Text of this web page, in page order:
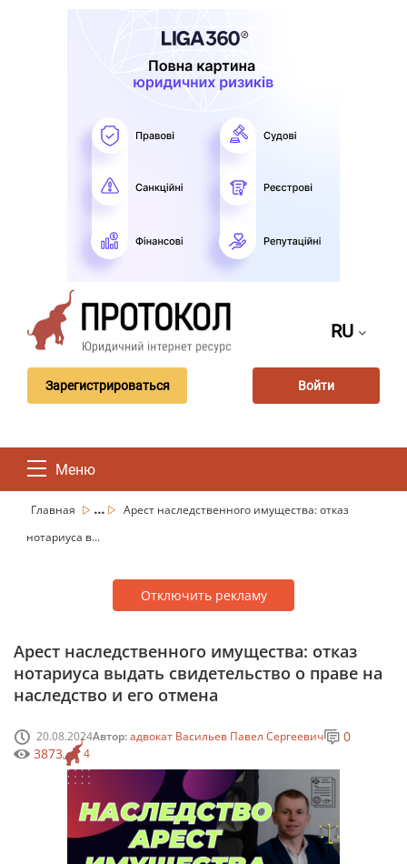
RU
Зарегистрироваться Войти
Меню
Главная ...
Арест наследственного имущества: отказ
нотариуса в...
Отключить рекламу
Арест наследственного имущества: отказ
нотариуса выдать свидетельство о праве на
наследство и его отмена
20.08.2024Автор:адвокат Васильев Павел Сергеевич
4
0
3873